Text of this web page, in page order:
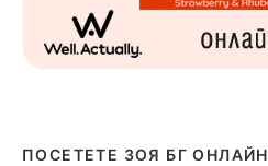
ПОСЕТЕТЕ ЗОЯ БГ ОНЛАЙН